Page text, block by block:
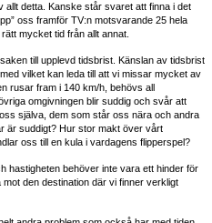
detta. Kanske står svaret att finna i det
oss framför TV:n motsvarande 25 hela
mycket tid från allt annat.
till upplevd tidsbrist. Känslan av tidsbrist
vilket kan leda till att vi missar mycket av
rusar fram i 140 km/h , behövs all
omgivningen blir suddig och svår att
själva, dem som står oss nära och andra
är suddigt? Hur stor makt över vårt
oss till en kula i vardagens flipperspel?
hastigheten behöver inte vara ett hinder för
den destination där vi finner verkligt